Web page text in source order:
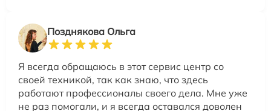
Позднякова Ольга
Я всегда обращаюсь в этот сервис центр со
своей техникой, так как знаю, что здесь
работают профессионалы своего дела. Мне уже
не раз помогали, и я всегда оставался доволен